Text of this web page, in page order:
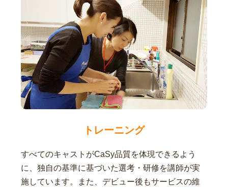
トレーニング
すべてのキャストがCaSy品質を体現できるよう
に、独自の基準に基づいた選考・研修を講師が実
施しています。また、デビュー後もサービスの維